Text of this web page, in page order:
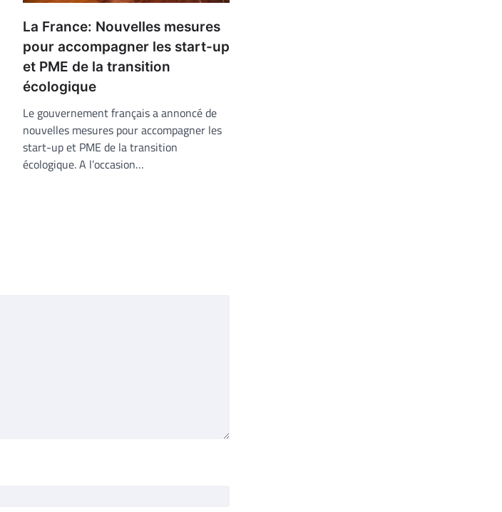
La France: Nouvelles mesures
pour accompagner les start-up
et PME de la transition
écologique
Le gouvernement français a annoncé de
nouvelles mesures pour accompagner les
start-up et PME de la transition
écologique. A l’occasion…